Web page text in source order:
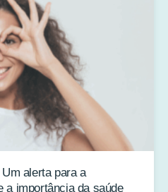
alerta para a
a importância da saúde